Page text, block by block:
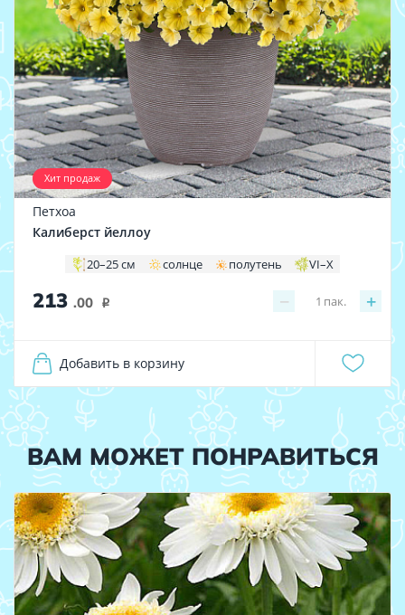
Хит продаж
Петхоа
Калиберст йеллоу
20–25 см солнце полутень VI–X
213 .00 i − +
1 пак.
Добавить в корзину
ВАМ МОЖЕТ ПОНРАВИТЬСЯ